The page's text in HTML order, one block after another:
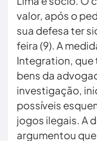
valor, após o
sua defesa ter
feira (9). A
Integration, que
bens da
investigação,
possíveis
jogos ilegais. A
argumentou